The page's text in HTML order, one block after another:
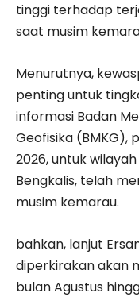
tinggi terhadap
saat musim
Menurutnya,
penting untuk
informasi Badan
Geofisika (BMKG),
2026, untuk
Bengkalis, telah
musim kemarau.
bahkan, lanjut
diperkirakan akan
bulan Agustus